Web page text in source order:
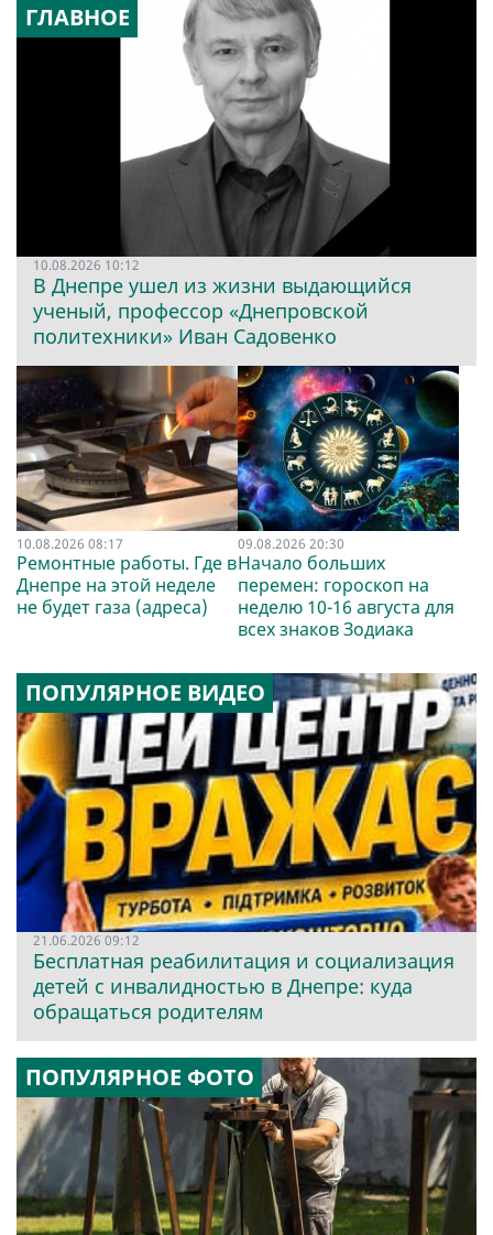
ГЛАВНОЕ
10.08.2026 10:12
В Днепре ушел из жизни выдающийся
ученый, профессор «Днепровской
политехники» Иван Садовенко
10.08.2026 08:17
Ремонтные работы. Где в
Днепре на этой неделе
не будет газа (адреса)
09.08.2026 20:30
Начало больших
перемен: гороскоп на
неделю 10-16 августа для
всех знаков Зодиака
ПОПУЛЯРНОЕ ВИДЕО
21.06.2026 09:12
Бесплатная реабилитация и социализация
детей с инвалидностью в Днепре: куда
обращаться родителям
ПОПУЛЯРНОЕ ФОТО